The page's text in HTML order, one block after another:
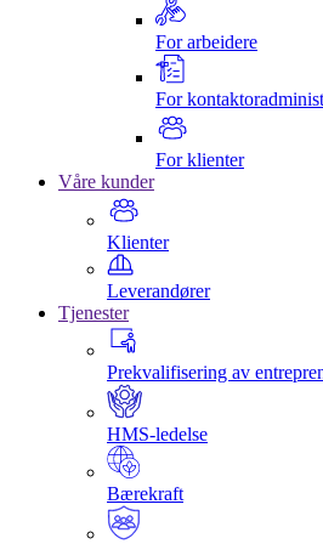
For arbeidere
For
For klienter
Våre kunder
Klienter
Leverandører
Tjenester
Prekvalifisering av
HMS-ledelse
Bærekraft